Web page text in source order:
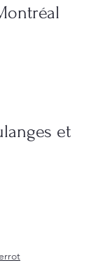
et